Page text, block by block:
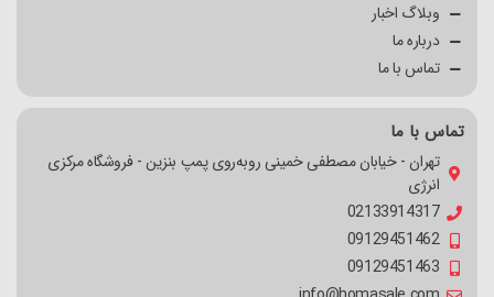
وبلاگ اخبار
درباره ما
تماس با ما
تماس با ما
تهران - خیابان مصطفی خمینی روبه‌روی پمپ بنزین - فروشگاه مرکزی
انرژی
02133914317
09129451462
09129451463